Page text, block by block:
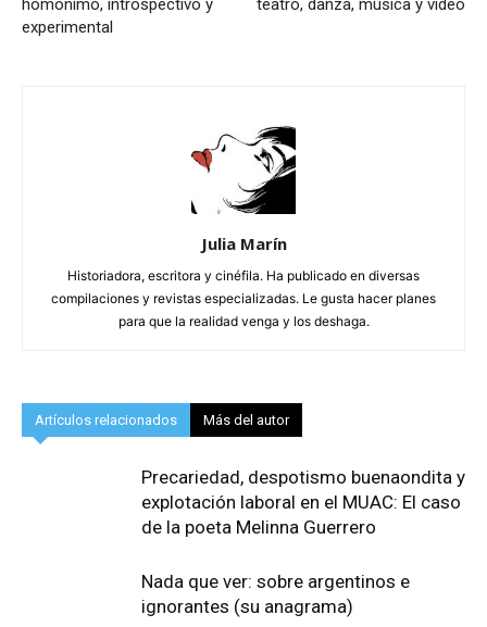
homónimo, introspectivo y
experimental
teatro, danza, música y video
Julia Marín
Historiadora, escritora y cinéfila. Ha publicado en diversas
compilaciones y revistas especializadas. Le gusta hacer planes
para que la realidad venga y los deshaga.
Artículos relacionados Más del autor
Precariedad, despotismo buenaondita y
explotación laboral en el MUAC: El caso
de la poeta Melinna Guerrero
Nada que ver: sobre argentinos e
ignorantes (su anagrama)